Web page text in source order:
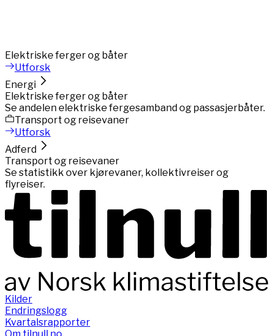
Elektriske ferger og båter
Utforsk
Energi
Elektriske ferger og båter
Se andelen elektriske fergesamband og passasjerbåter.
Transport og reisevaner
Utforsk
Adferd
Transport og reisevaner
Se statistikk over kjørevaner, kollektivreiser og
flyreiser.
Kilder
Endringslogg
Kvartalsrapporter